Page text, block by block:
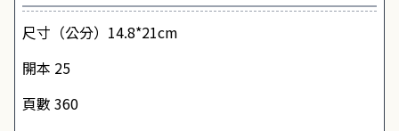
尺寸（公分）14.8*21cm
開本 25
頁數 360